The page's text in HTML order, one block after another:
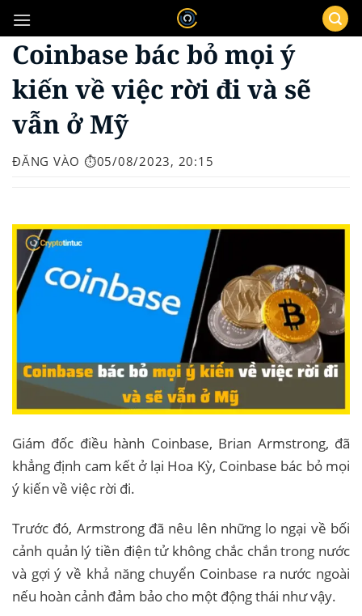
qua
nội
dung
Coinbase bác bỏ mọi ý
kiến về việc rời đi và sẽ
vẫn ở Mỹ
ĐĂNG VÀO ⏱️05/08/2023, 20:15
Giám đốc điều hành Coinbase, Brian Armstrong, đã
khẳng định cam kết ở lại Hoa Kỳ, Coinbase bác bỏ mọi
ý kiến ​​​​về việc rời đi.
Trước đó, Armstrong đã nêu lên những lo ngại về bối
cảnh quản lý tiền điện tử không chắc chắn trong nước
và gợi ý về khả năng chuyển Coinbase ra nước ngoài
nếu hoàn cảnh đảm bảo cho một động thái như vậy.